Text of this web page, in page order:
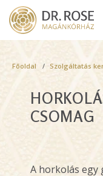
Skip
main
Breadcrumb
Főoldal Szolgáltatás
CSOMAG
A horkolás egy